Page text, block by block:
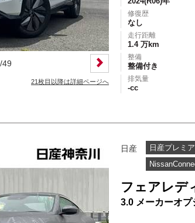
モニター ETC エアコン パ
サンルーフ カーテレビ（地デジ）
ン)ヘッドライト
オートスライドドア
オートバックドア シートヒーター
運転補助装置
車両状態証明書あり エコカー減税
/49
21枚目以降は詳細ページへ
修復歴
なし
走行距離
1.4 万km
整備
整備付き
排気量
-cc
日産 日産プレミ
フェアレデ
3.0 メーカーオプ